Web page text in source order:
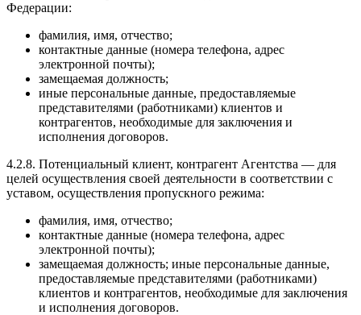
Федерации:
фамилия, имя, отчество;
контактные данные (номера телефона, адрес
электронной почты);
замещаемая должность;
иные персональные данные, предоставляемые
представителями (работниками) клиентов и
контрагентов, необходимые для заключения и
исполнения договоров.
4.2.8. Потенциальный клиент, контрагент Агентства — для
целей осуществления своей деятельности в соответствии с
уставом, осуществления пропускного режима:
фамилия, имя, отчество;
контактные данные (номера телефона, адрес
электронной почты);
замещаемая должность; иные персональные данные,
предоставляемые представителями (работниками)
клиентов и контрагентов, необходимые для заключения
и исполнения договоров.